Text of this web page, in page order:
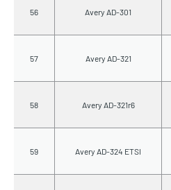
56 Avery AD-301
57 Avery AD-321
58 Avery AD-321r6
59 Avery AD-324 ETSI